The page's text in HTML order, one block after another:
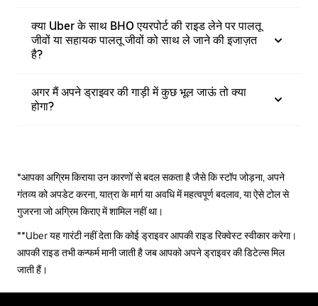
क्या Uber के साथ BHO एयरपोर्ट की राइड लेने पर पालतू
जीवों या सहायक पालतू जीवों को साथ ले जाने की इजाज़त
है?
अगर मैं अपने ड्राइवर की गाड़ी में कुछ भूल जाऊं तो क्या
होगा?
*आपका अग्रिम किराया उन कारणों से बदल सकता है जैसे कि स्टॉप जोड़ना, अपने
गंतव्य को अपडेट करना, यात्रा के मार्ग या अवधि में महत्वपूर्ण बदलाव, या ऐसे टोल से
गुजरना जो अग्रिम किराए में शामिल नहीं था।
**Uber यह गारंटी नहीं देता कि कोई ड्राइवर आपकी राइड रिक्वेस्ट स्वीकार करेगा।
आपकी राइड तभी कन्फर्म मानी जाती है जब आपको अपने ड्राइवर की डिटेल्स मिल
जाती हैं।